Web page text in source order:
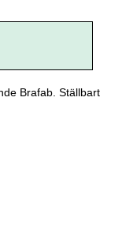
Brafab. Ställbart